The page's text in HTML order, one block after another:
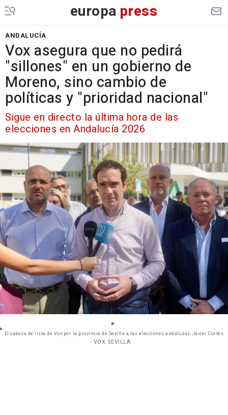
europa press
ANDALUCÍA
Vox asegura que no pedirá
"sillones" en un gobierno de
Moreno, sino cambio de
políticas y "prioridad nacional"
Sigue en directo la última hora de las
elecciones en Andalucía 2026
El cabeza de lista de Vox por la provincia de Sevilla a las elecciones andaluzas, Javier Cortés
- VOX SEVILLA